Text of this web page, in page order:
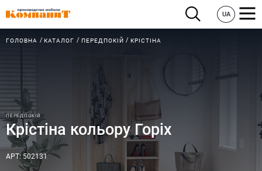
UA
ГОЛОВНА КАТАЛОГ ПЕРЕДПОКІЙ КРІСТІНА
ПЕРЕДПОКІЙ
Крістіна кольору Горіх
АРТ: 502131